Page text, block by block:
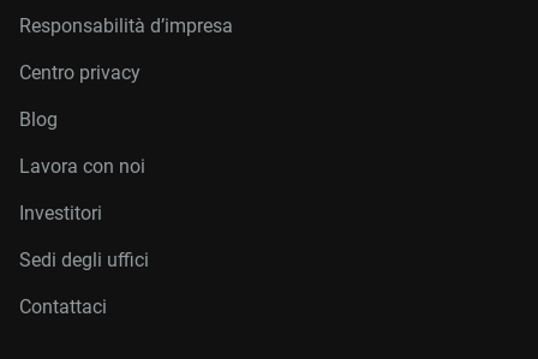
Responsabilità d’impresa
Centro privacy
Blog
Lavora con noi
Investitori
Sedi degli uffici
Contattaci